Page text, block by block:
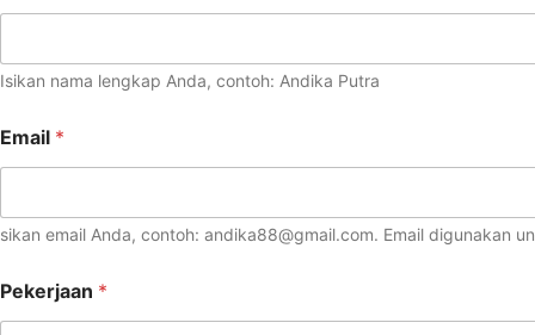
Isikan nama lengkap Anda, contoh: Andika Putra
Email *
sikan email Anda, contoh: andika88@gmail.com. Email digunakan
Pekerjaan *